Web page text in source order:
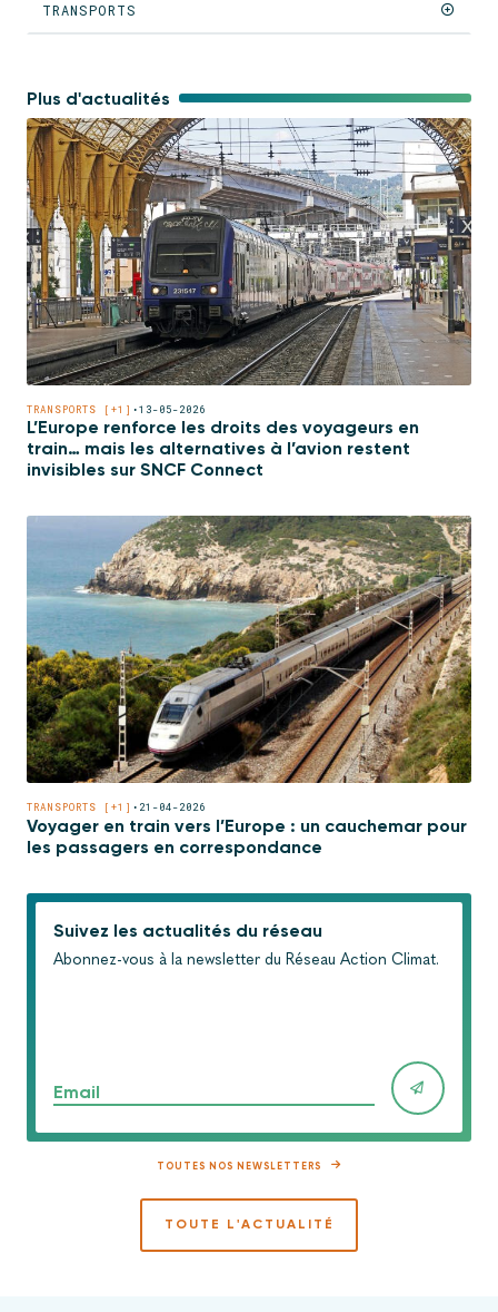
TRANSPORTS
Plus d'actualités
TRANSPORTS [+1] •13-05-2026
L’Europe renforce les droits des voyageurs en
train… mais les alternatives à l’avion restent
invisibles sur SNCF Connect
TRANSPORTS [+1] • 21-04-2026
Voyager en train vers l’Europe : un cauchemar pour
les passagers en correspondance
Suivez les actualités du réseau
Abonnez-vous à la newsletter du Réseau Action Climat.
Email
TOUTES NOS NEWSLETTERS
TOUTE L'ACTUALITÉ